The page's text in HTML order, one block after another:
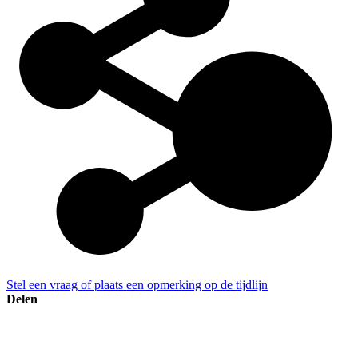
Stel een vraag of plaats een opmerking op de tijdlijn
Delen